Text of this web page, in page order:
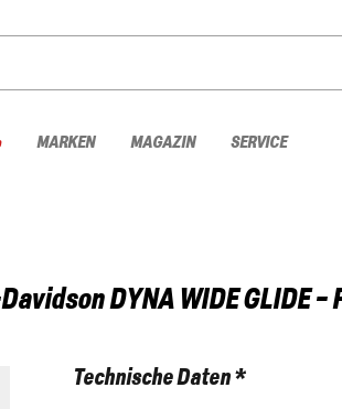
MARKEN MAGAZIN SERVICE
DYNA WIDE GLIDE -
Technische Daten *